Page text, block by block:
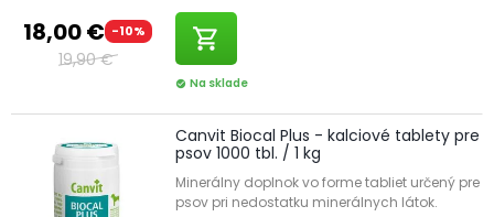
18,00 € -10%
19,90 €
shopping_cart
check_circle Na sklade
Canvit Biocal Plus - kalciové tablety pre
psov 1000 tbl. / 1 kg
Minerálny doplnok vo forme tabliet určený pre
psov pri nedostatku minerálnych látok.